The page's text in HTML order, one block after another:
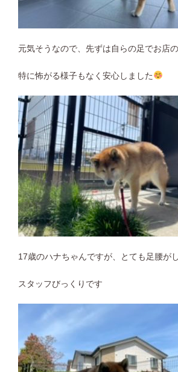
元気そうなので、先ずは自らの足でお店
特に怖がる様子もなく安心しました
17歳のハナちゃんですが、とても足腰が
スタッフびっくりです